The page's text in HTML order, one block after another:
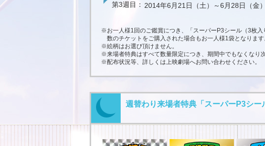
第3週目： 2014年6月21日（土）～6月28日（金）
※お一人様1回のご鑑賞につき、「スーパーP3シール（3枚
数のチケットをご購入された場合もお一人様1袋となります
※絵柄はお選び頂けません。
※来場者特典はすべて数量限定につき、期間中でもなくなり
※配布状況等、詳しくは上映劇場へお問い合わせください。
週替わり来場者特典「スーパーP3シー